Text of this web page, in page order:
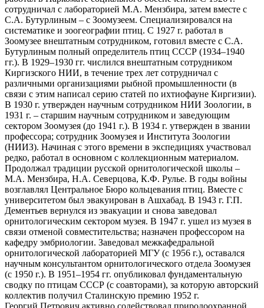
сотрудничал с лабораторией М.А. Мензбира, затем вместе с
С.А. Бутурлиным – с Зоомузеем. Специализировался на
систематике и зоогеографии птиц. С 1927 г. работал в
Зоомузее внештатным сотрудником, готовил вместе с С.А.
Бутурлиным полный определитель птиц СССР (1934–1940
гг.). В 1929–1930 гг. числился внештатным сотрудником
Киргизского НИИ, в течение трех лет сотрудничал с
различными организациями рыбной промышленности (в
связи с этим написал серию статей по ихтиофауне Киргизии).
В 1930 г. утвержден научным сотрудником НИИ Зоологии, в
1931 г. – старшим научным сотрудником и заведующим
сектором Зоомузея (до 1941 г.). В 1934 г. утвержден в звании
профессора; сотрудник Зоомузея и Института Зоологии
(НИИЗ). Начиная с этого времени в экспедициях участвовал
редко, работал в основном с коллекционным материалом.
Продолжал традиции русской орнитологической школы –
М.А. Мензбира, Н.А. Северцова, К.Ф. Рулье. В годы войны
возглавлял Центральное Бюро кольцевания птиц. Вместе с
университетом был эвакуирован в Ашхабад. В 1943 г. Г.П.
Дементьев вернулся из эвакуации и снова заведовал
орнитологическим сектором музея. В 1947 г. ушел из музея в
связи отменой совместительства; назначен профессором на
кафедру эмбриологии. Заведовал межкафедральной
орнитологической лабораторией МГУ (с 1956 г.), оставался
научным консультантом орнитологического отдела Зоомузея
(с 1950 г.). В 1951–1954 гг. опубликовал фундаментальную
сводку по птицам СССР (с соавторами), за которую авторский
коллектив получил Сталинскую премию 1952 г.
Георгий Петрович активно содействовал природоохранной